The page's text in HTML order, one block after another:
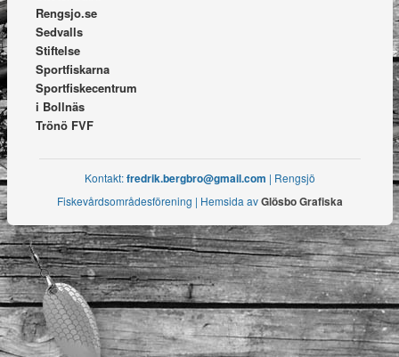
Rengsjo.se
Sedvalls
Stiftelse
Sportfiskarna
Sportfiskecentrum
i Bollnäs
Trönö FVF
Kontakt:fredrik.bergbro@gmail.com | Rengsjö
Fiskevårdsområdesförening | Hemsida avGlösbo Grafiska